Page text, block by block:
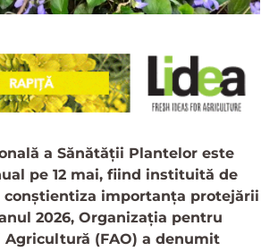
a Sănătății Plantelor este
pe 12 mai, fiind instituită de
conștientiza importanța protejării
2026, Organizația pentru
(FAO) a denumit